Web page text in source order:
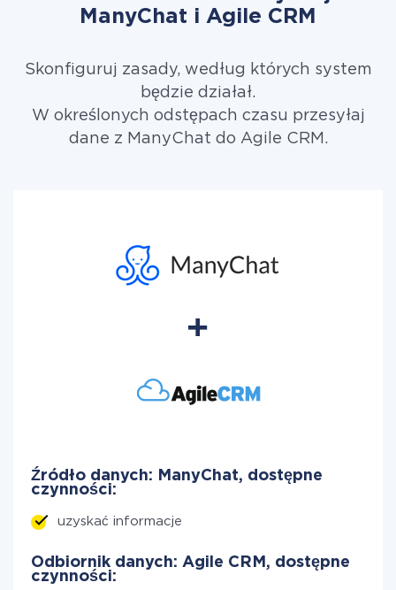
ManyChat i Agile CRM
Skonfiguruj zasady, według których system
będzie działał.
W określonych odstępach czasu przesyłaj
dane z ManyChat do Agile CRM.
Źródło danych: ManyChat, dostępne
czynności:
uzyskać informacje
Odbiornik danych: Agile CRM, dostępne
czynności: